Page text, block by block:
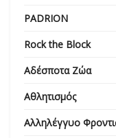
PADRION
Rock the Block
Αδέσποτα Ζώα
Αθλητισμός
Αλληλέγγυο